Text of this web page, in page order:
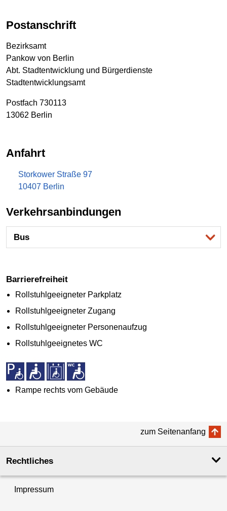
Postanschrift
Bezirksamt
Pankow von Berlin
Abt. Stadtentwicklung und Bürgerdienste
Stadtentwicklungsamt
Postfach 730113
13062 Berlin
Anfahrt
Storkower Straße 97
10407 Berlin
Verkehrsanbindungen
Bus
Barrierefreiheit
Rollstuhlgeeigneter Parkplatz
Rollstuhlgeeigneter Zugang
Rollstuhlgeeigneter Personenaufzug
Rollstuhlgeeignetes WC
Rampe rechts vom Gebäude
zum Seitenanfang
Rechtliches
Impressum